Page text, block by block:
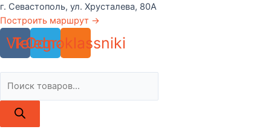
Перейти
к
содержимому
г. Севастополь, ул. Хрусталева, 80А
Построить маршрут →
Vk
Telegram
Odnoklassniki
товаров